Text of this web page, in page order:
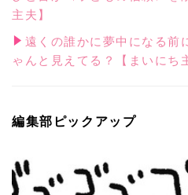
主夫】
遠くの誰かに夢中になる前
ゃんと見えてる？【まいにち
編集部ピックアップ